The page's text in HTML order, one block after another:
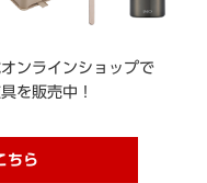
ンラインショップで
を販売中！
ちら